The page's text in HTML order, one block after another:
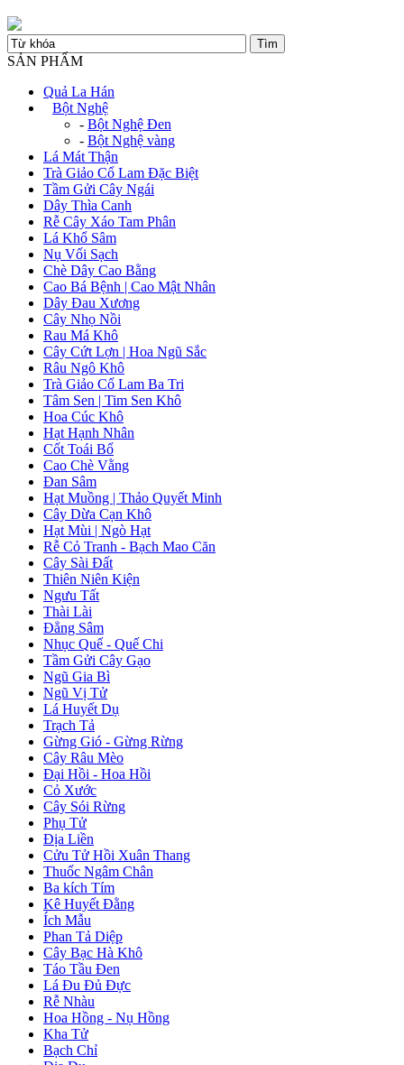
SẢN PHẨM
Quả La Hán
Bột Nghệ
- Bột Nghệ Đen
- Bột Nghệ vàng
Lá Mát Thận
Trà Giảo Cổ Lam Đặc Biệt
Tầm Gửi Cây Ngái
Dây Thìa Canh
Rễ Cây Xáo Tam Phân
Lá Khổ Sâm
Nụ Vối Sạch
Chè Dây Cao Bằng
Cao Bá Bệnh | Cao Mật Nhân
Dây Đau Xương
Cây Nhọ Nồi
Rau Má Khô
Cây Cứt Lợn | Hoa Ngũ Sắc
Râu Ngô Khô
Trà Giảo Cổ Lam Ba Tri
Tâm Sen | Tim Sen Khô
Hoa Cúc Khô
Hạt Hạnh Nhân
Cốt Toái Bổ
Cao Chè Vằng
Đan Sâm
Hạt Muồng | Thảo Quyết Minh
Cây Dừa Cạn Khô
Hạt Mùi | Ngò Hạt
Rễ Cỏ Tranh - Bạch Mao Căn
Cây Sài Đất
Thiên Niên Kiện
Ngưu Tất
Thài Lài
Đẳng Sâm
Nhục Quế - Quế Chi
Tầm Gửi Cây Gạo
Ngũ Gia Bì
Ngũ Vị Tử
Lá Huyết Dụ
Trạch Tả
Gừng Gió - Gừng Rừng
Cây Râu Mèo
Đại Hồi - Hoa Hồi
Cỏ Xước
Cây Sói Rừng
Phụ Tử
Địa Liền
Cửu Tử Hồi Xuân Thang
Thuốc Ngâm Chân
Ba kích Tím
Kê Huyết Đằng
Ích Mẫu
Phan Tả Diệp
Cây Bạc Hà Khô
Táo Tầu Đen
Lá Đu Đủ Đực
Rễ Nhàu
Hoa Hồng - Nụ Hồng
Kha Tử
Bạch Chỉ